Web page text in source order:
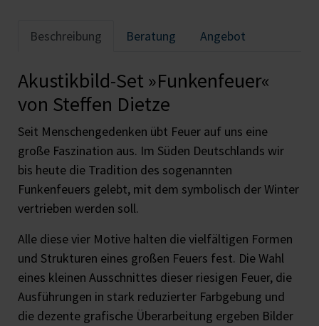
Beschreibung Beratung Angebot
Akustikbild-Set »Funkenfeuer«
von Steffen Dietze
Seit Menschengedenken übt Feuer auf uns eine
große Faszination aus. Im Süden Deutschlands wir
bis heute die Tradition des sogenannten
Funkenfeuers gelebt, mit dem symbolisch der Winter
vertrieben werden soll.
Alle diese vier Motive halten die vielfältigen Formen
und Strukturen eines großen Feuers fest. Die Wahl
eines kleinen Ausschnittes dieser riesigen Feuer, die
Ausführungen in stark reduzierter Farbgebung und
die dezente grafische Überarbeitung ergeben Bilder